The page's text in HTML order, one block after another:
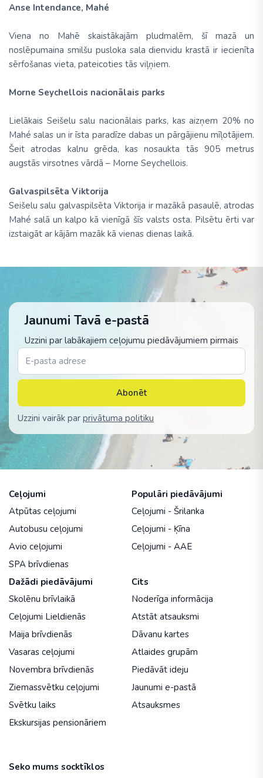
Anse Intendance, Mahé
Viena no Mahē skaistākajām pludmalēm, šī mazā un
noslēpumaina smilšu pusloka sala dienvidu krastā ir iecienīta
sērfošanas vieta, pateicoties tās viļņiem.
Morne Seychellois nacionālais parks
Lielākais Seišelu salu nacionālais parks, kas aizņem 20% no
Mahé salas un ir īsta paradīze dabas un pārgājienu mīļotājiem.
Šeit atrodas kalnu grēda, kas nosaukta tās 905 metrus
augstās virsotnes vārdā – Morne Seychellois.
Galvaspilsēta Viktorija
Seišelu salu galvaspilsēta Viktorija ir mazākā pasaulē, atrodas
Mahé salā un kalpo kā vienīgā šīs valsts osta. Pilsētu ērti var
izstaigāt ar kājām mazāk kā vienas dienas laikā.
Jaunumi Tavā e-pastā
Uzzini par labākajiem ceļojumu piedāvājumiem pirmais
Abonēt
Uzzini vairāk par privātuma politiku
Ceļojumi
Atpūtas ceļojumi
Autobusu ceļojumi
Avio ceļojumi
SPA brīvdienas
Populāri piedāvājumi
Ceļojumi - Šrilanka
Ceļojumi - Ķīna
Ceļojumi - AAE
Dažādi piedāvājumi
Skolēnu brīvlaikā
Ceļojumi Lieldienās
Maija brīvdienās
Vasaras ceļojumi
Novembra brīvdienās
Ziemassvētku ceļojumi
Svētku laiks
Ekskursijas pensionāriem
Cits
Noderīga informācija
Atstāt atsauksmi
Dāvanu kartes
Atlaides grupām
Piedāvāt ideju
Jaunumi e-pastā
Atsauksmes
Seko mums socktīklos